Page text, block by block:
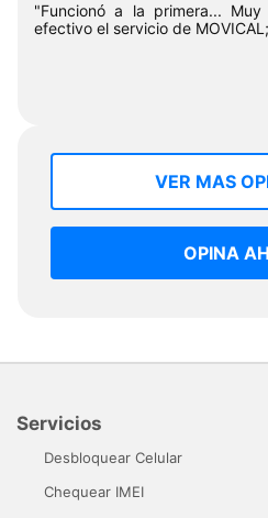
"Funcionó a la primera...
efectivo el servicio de
VER MAS
OPINA
Servicios
Desbloquear Celular
Chequear IMEI